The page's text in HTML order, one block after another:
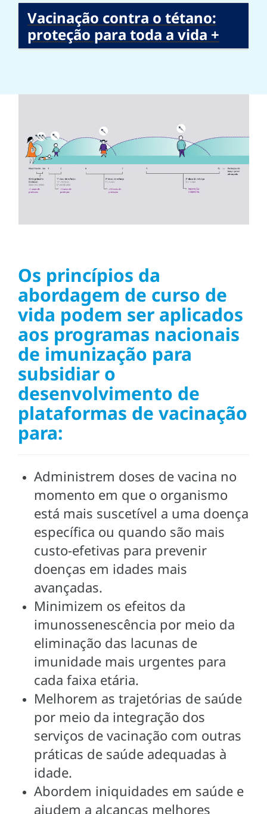
Vacinação contra o tétano:
proteção para toda a vida +
Os princípios da
abordagem de curso de
vida podem ser aplicados
aos programas nacionais
de imunização para
subsidiar o
desenvolvimento de
plataformas de vacinação
para:
Administrem doses de vacina no
momento em que o organismo
está mais suscetível a uma doença
específica ou quando são mais
custo-efetivas para prevenir
doenças em idades mais
avançadas.
Minimizem os efeitos da
imunossenescência por meio da
eliminação das lacunas de
imunidade mais urgentes para
cada faixa etária.
Melhorem as trajetórias de saúde
por meio da integração dos
serviços de vacinação com outras
práticas de saúde adequadas à
idade.
Abordem iniquidades em saúde e
ajudem a alcanças melhores